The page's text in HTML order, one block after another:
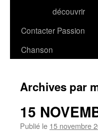
découvrir
Contacter Passion
Chanson
Archives par
15
Publié le 15 novembre